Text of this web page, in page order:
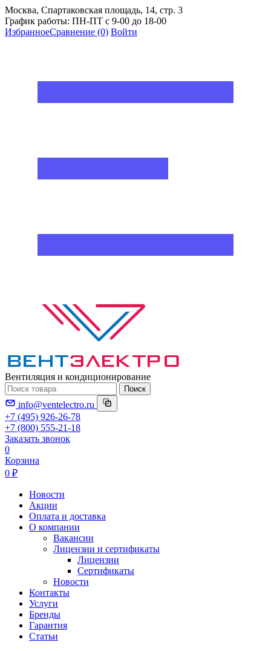
Москва, Спартаковская площадь, 14, стр. 3
График работы: ПН-ПТ с 9-00 до 18-00
ИзбранноеСравнение (0) Войти
Вентиляция и кондиционирование
Поиск
info@ventelectro.ru
+7 (495) 926-26-78
+7 (800) 555-21-18
Заказать звонок
0
Корзина
0 ₽
Новости
Акции
Оплата и доставка
О компании
Вакансии
Лицензии и сертификаты
Лицензии
Сертификаты
Новости
Контакты
Услуги
Бренды
Гарантия
Статьи